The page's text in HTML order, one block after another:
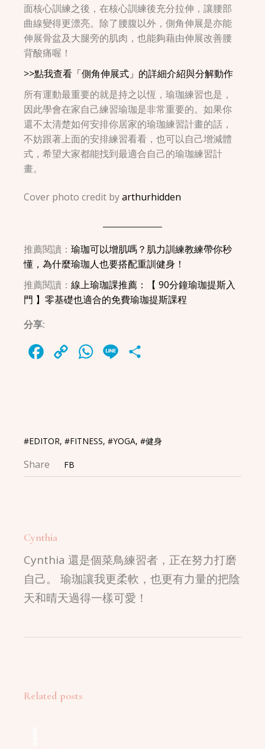
面核心訓練之後，在核心訓練後充分拉伸，讓腰部
曲線變得更漂亮。除了腰腹以外，側角伸展是亦能
伸展骨盆及大腿旁的肌肉，也能夠藉由伸展改善腰
背酸痛喔！
>>點我查看「側角伸展式」的詳細介紹與分解動作
所有運動最重要的就是持之以恆，瑜珈練習也是，
因此學會在家自己練習瑜珈是非常重要的。如果你
還不太清楚如何安排你居家的瑜珈練習計畫的話，
不妨跟著上面的安排練習看看，也可以自己增減體
式，希望大家都能找到最適合自己的瑜珈練習計
畫。
Cover photo credit byarthurhidden
推薦閱讀：瑜珈可以增肌嗎？肌力訓練教練帶你秒
懂，為什麼瑜珈人也要搭配重訓健身！
推薦閱讀：線上瑜珈課推薦：【 90分鐘瑜珈提斯入
門 】零基礎也適合的免費瑜珈提斯課程
分享:
Facebook
Copy
WhatsApp
Line
#EDITOR,#FITNESS,#YOGA,#健身
Share FB
Cynthia
Cynthia 還是個菜鳥練習者，正在努力打磨
自己。 瑜珈讓我更柔軟，也更有力量的把陰
天和晴天過得一樣可愛！
Related posts